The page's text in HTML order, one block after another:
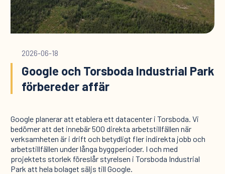
2026-06-18
Google och Torsboda Industrial Park
förbereder affär
Google planerar att etablera ett datacenter i Torsboda. Vi
bedömer att det innebär 500 direkta arbetstillfällen när
verksamheten är i drift och betydligt fler indirekta jobb och
arbetstillfällen under långa byggperioder. I och med
projektets storlek föreslår styrelsen i Torsboda Industrial
Park att hela bolaget säljs till Google.